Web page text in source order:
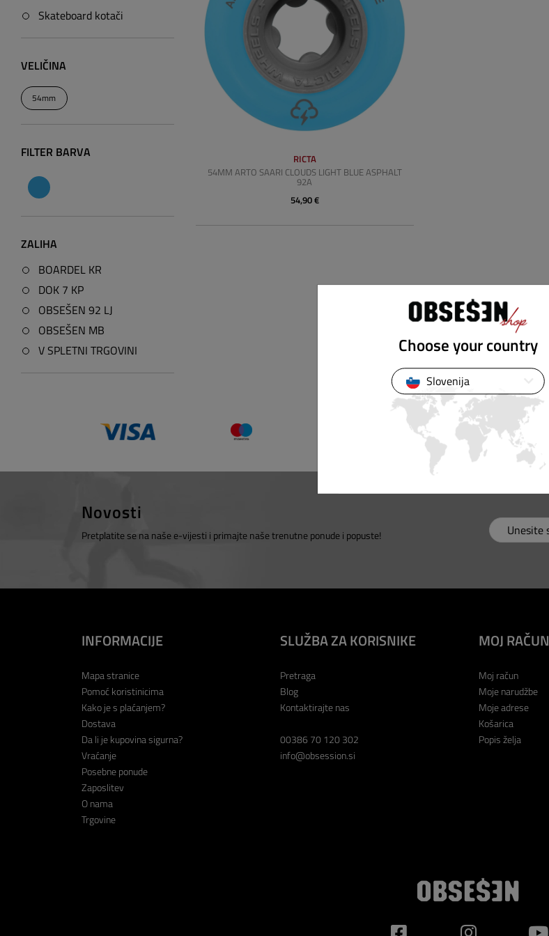
RICTA
54MM ARTO SAARI CLOUDS LIGHT BLUE ASPHALT
92A
54,90 €
Skateboard kotači
VELIČINA
54mm
FILTER BARVA
ZALIHA
BOARDEL KR
DOK 7 KP
OBSEŠEN 92 LJ
OBSEŠEN MB
V SPLETNI TRGOVINI
Novosti
Pretplatite se na naše e-vijesti i primajte naše trenutne ponude i popuste!
INFORMACIJE
Mapa stranice
Pomoć koristinicima
Kako je s plaćanjem?
Dostava
Da li je kupovina sigurna?
Vraćanje
Posebne ponude
Zaposlitev
O nama
Trgovine
SLUŽBA ZA KORISNIKE
Pretraga
Blog
Kontaktirajte nas
00386 70 120 302
info@obsession.si
MOJ RAČUN
Moj račun
Moje narudžbe
Moje adrese
Košarica
Popis želja
Choose your country
Slovenija